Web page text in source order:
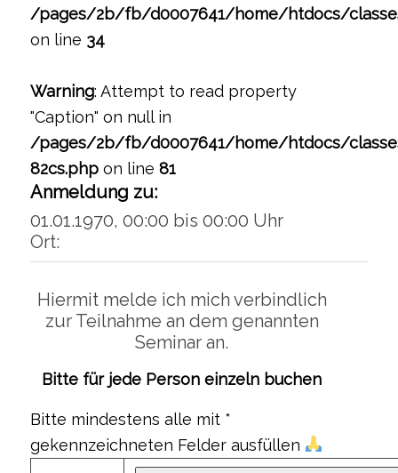
/pages/2b/fb/d0007641/home/htdocs/
on line 34
Warning: Attempt to read property
"Caption" on null in
/pages/2b/fb/d0007641/home/htdocs/
82cs.phpon line 81
Anmeldung zu:
01.01.1970, 00:00 bis 00:00 Uhr
Ort:
Hiermit melde ich mich verbindlich
zur Teilnahme an dem genannten
Seminar an.
Bitte für jede Person einzeln buchen
Bitte mindestens alle mit *
gekennzeichneten Felder ausfüllen